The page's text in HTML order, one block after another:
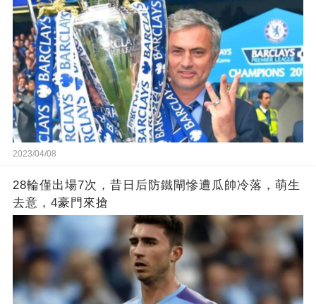
2023/04/08
28輪僅出場7次，昔日后防鐵閘慘遭瓜帥冷落，萌生
去意，4豪門來搶